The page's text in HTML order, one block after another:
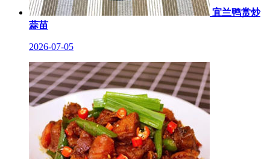
宜兰鸭赏炒
蒜苗
2026-07-05